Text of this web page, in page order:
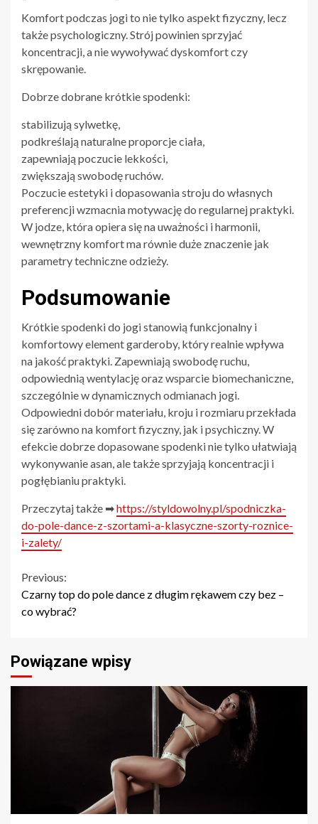
Komfort podczas jogi to nie tylko aspekt fizyczny, lecz
także psychologiczny. Strój powinien sprzyjać
koncentracji, a nie wywoływać dyskomfort czy
skrępowanie.
Dobrze dobrane krótkie spodenki:
stabilizują sylwetkę,
podkreślają naturalne proporcje ciała,
zapewniają poczucie lekkości,
zwiększają swobodę ruchów.
Poczucie estetyki i dopasowania stroju do własnych
preferencji wzmacnia motywację do regularnej praktyki.
W jodze, która opiera się na uważności i harmonii,
wewnętrzny komfort ma równie duże znaczenie jak
parametry techniczne odzieży.
Podsumowanie
Krótkie spodenki do jogi stanowią funkcjonalny i
komfortowy element garderoby, który realnie wpływa
na jakość praktyki. Zapewniają swobodę ruchu,
odpowiednią wentylację oraz wsparcie biomechaniczne,
szczególnie w dynamicznych odmianach jogi.
Odpowiedni dobór materiału, kroju i rozmiaru przekłada
się zarówno na komfort fizyczny, jak i psychiczny. W
efekcie dobrze dopasowane spodenki nie tylko ułatwiają
wykonywanie asan, ale także sprzyjają koncentracji i
pogłębianiu praktyki.
Przeczytaj także ➡https://styldowolny.pl/spodniczka-
do-pole-dance-z-szortami-a-klasyczne-szorty-roznice-
i-zalety/
Continue
Reading
Previous:
Czarny top do pole dance z długim rękawem czy bez –
co wybrać?
Powiązane wpisy